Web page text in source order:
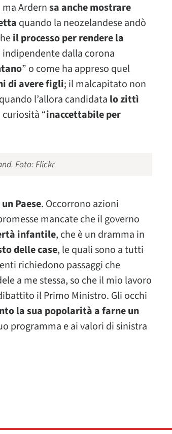
Ardernsa anche mostrare
quando la neozelandese andò
il processo per rendere la
dalla corona
” o come ha appreso quel
di avere figli; il malcapitato non
l’allora candidata lo zittì
“inaccettabile per
Foto: Flickr
Paese. Occorrono azioni
mancate che il governo
infantile, che è un dramma in
delle case, le quali sono a tutti
richiedono passaggi che
a me stessa, so che il mio lavoro
il Primo Ministro. Gli occhi
la sua popolarità a farne un
programma e ai valori di sinistra